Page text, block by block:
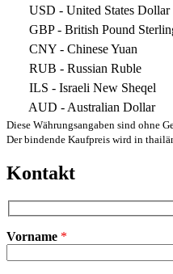
USD - United States Dollar
GBP- British Pound
CNY - Chinese Yuan
RUB - Russian Ruble
ILS - Israeli New Sheqel
AUD - Australian Dollar
Diese Währungsangaben sind ohne
Der bindende Kaufpreis wird in
Kontakt
Vorname *